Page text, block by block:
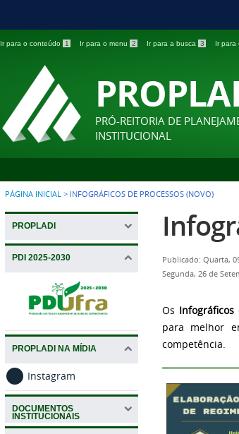
Ir para o conteúdo 1 Ir para o menu 2 Ir para a busca 3 Ir para
PRÓ-REITORIA DE
INSTITUCIONAL
PÁGINA INICIAL > INFOGRÁFICOS DE PROCESSOS (NOVO)
PROPLADI
PDI 2025-2030
PROPLADI NA MÍDIA
Instagram
DOCUMENTOS
INSTITUCIONAIS
Publicado: Quarta,
Segunda, 26 de
Os Infográficos
para melhor
competência.